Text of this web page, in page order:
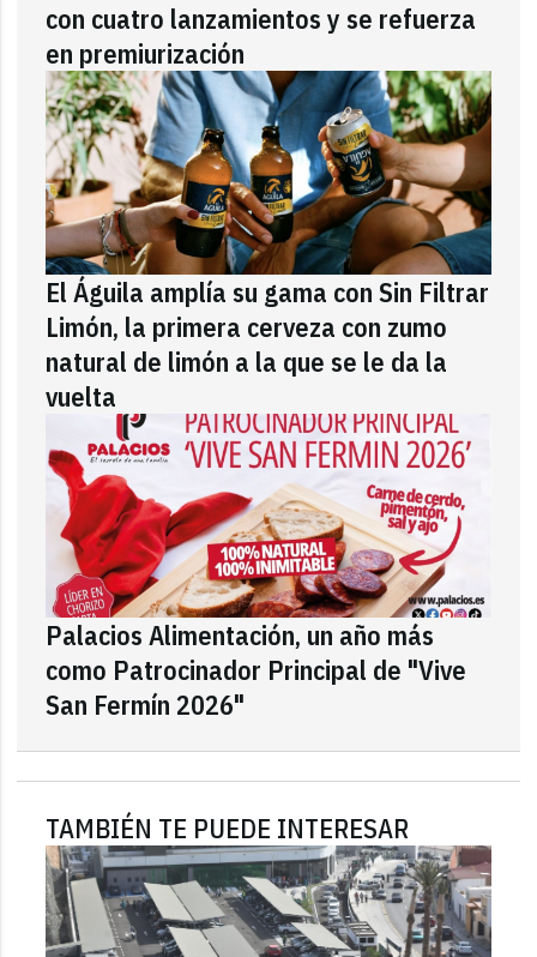
con cuatro lanzamientos y se refuerza
en premiurización
El Águila amplía su gama con Sin Filtrar
Limón, la primera cerveza con zumo
natural de limón a la que se le da la
vuelta
Palacios Alimentación, un año más
como Patrocinador Principal de "Vive
San Fermín 2026"
TAMBIÉN TE PUEDE INTERESAR